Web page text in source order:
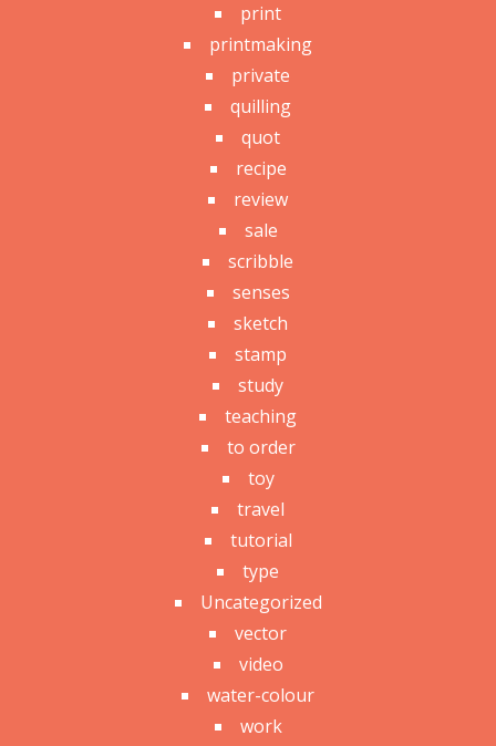
print
printmaking
private
quilling
quot
recipe
review
sale
scribble
senses
sketch
stamp
study
teaching
to order
toy
travel
tutorial
type
Uncategorized
vector
video
water-colour
work